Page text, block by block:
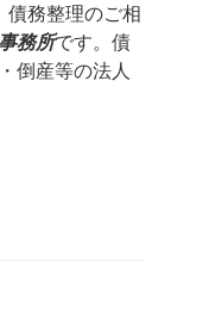
債務整理のご相
事務所です。債
倒産等の法人